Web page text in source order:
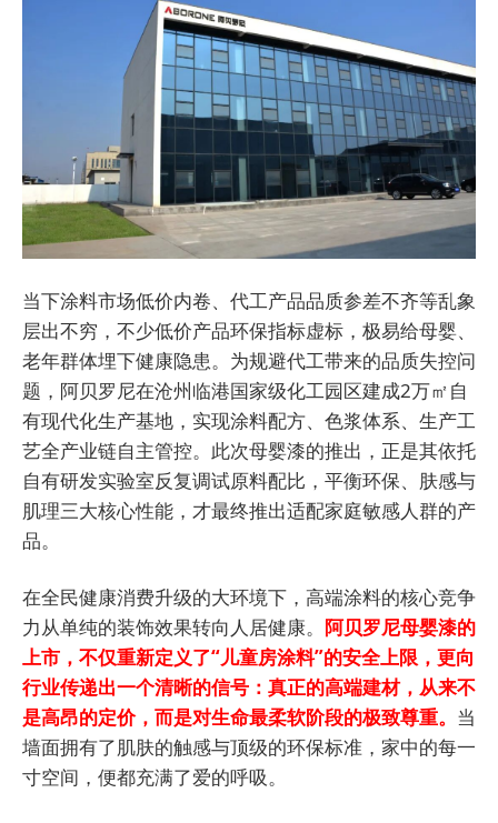
当下涂料市场低价内卷、代工产品品质参差不齐等乱象
层出不穷，不少低价产品环保指标虚标，极易给母婴、
老年群体埋下健康隐患。为规避代工带来的品质失控问
题，阿贝罗尼在沧州临港国家级化工园区建成2万㎡自
有现代化生产基地，实现涂料配方、色浆体系、生产工
艺全产业链自主管控。此次母婴漆的推出，正是其依托
自有研发实验室反复调试原料配比，平衡环保、肤感与
肌理三大核心性能，才最终推出适配家庭敏感人群的产
品。
在全民健康消费升级的大环境下，高端涂料的核心竞争
力从单纯的装饰效果转向人居健康。 阿贝罗尼母婴漆的
上市，不仅重新定义了“儿童房涂料”的安全上限，更向
行业传递出一个清晰的信号：真正的高端建材，从来不
是高昂的定价，而是对生命最柔软阶段的极致尊重。 当
墙面拥有了肌肤的触感与顶级的环保标准，家中的每一
寸空间，便都充满了爱的呼吸。